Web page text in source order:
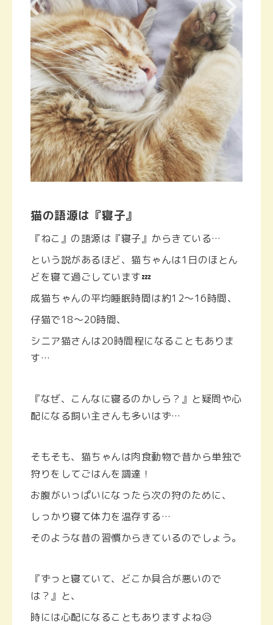
猫の語源は『寝子』
『ねこ』の語源は『寝子』からきている…
という説があるほど、猫ちゃんは1日のほとん
どを寝て過ごしています💤
成猫ちゃんの平均睡眠時間は約12〜16時間、
仔猫で18〜20時間、
シニア猫さんは20時間程になることもありま
す…
『なぜ、こんなに寝るのかしら？』と疑問や心
配になる飼い主さんも多いはず…
そもそも、猫ちゃんは肉食動物で昔から単独で
狩りをしてごはんを調達！
お腹がいっぱいになったら次の狩のために、
しっかり寝て体力を温存する…
そのような昔の習慣からきているのでしょう。
『ずっと寝ていて、どこか具合が悪いので
は？』と、
時には心配になることもありますよね😥